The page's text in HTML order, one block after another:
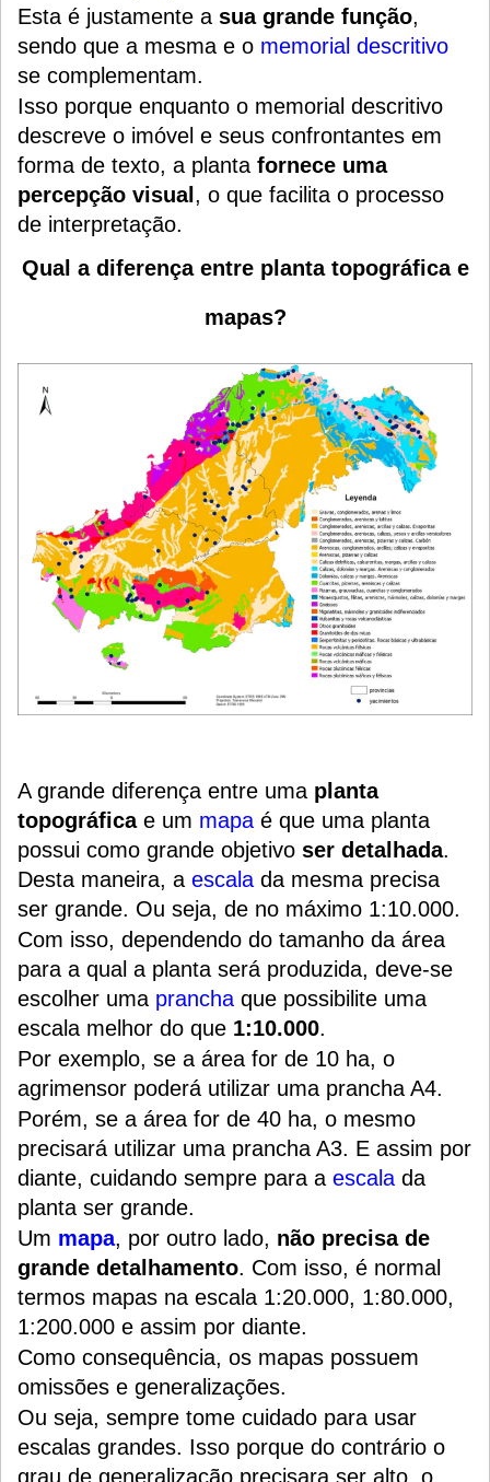
Esta é justamente a sua grande função,
sendo que a mesma e o memorial descritivo
se complementam.
Isso porque enquanto o memorial descritivo
descreve o imóvel e seus confrontantes em
forma de texto, a planta fornece uma
percepção visual , o que facilita o processo
de interpretação.
Qual a diferença entre planta topográfica e
mapas?
A grande diferença entre uma planta
topográficae um mapa é que uma planta
possui como grande objetivo ser detalhada.
Desta maneira, a escala da mesma precisa
ser grande. Ou seja, de no máximo 1:10.000.
Com isso, dependendo do tamanho da área
para a qual a planta será produzida, deve-se
escolher uma prancha que possibilite uma
escala melhor do que 1:10.000.
Por exemplo, se a área for de 10 ha, o
agrimensor poderá utilizar uma prancha A4.
Porém, se a área for de 40 ha, o mesmo
precisará utilizar uma prancha A3. E assim por
diante, cuidando sempre para a escala da
planta ser grande.
Um mapa, por outro lado, não precisa de
grande detalhamento. Com isso, é normal
termos mapas na escala 1:20.000, 1:80.000,
1:200.000 e assim por diante.
Como consequência, os mapas possuem
omissões e generalizações.
Ou seja, sempre tome cuidado para usar
escalas grandes. Isso porque do contrário o
grau de generalização precisara ser alto, o